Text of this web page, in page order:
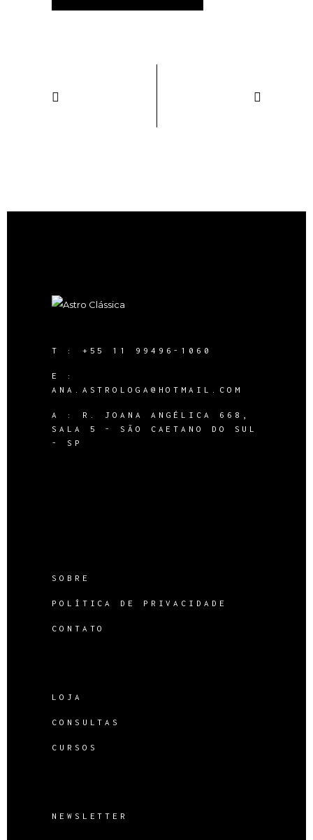
T : +55 11 99496-1060
E :
ANA.ASTROLOGA@HOTMAIL.COM
A :
R. JOANA ANGÉLICA 668,
SALA 5 - SÃO CAETANO DO SUL
- SP
SOBRE
POLÍTICA DE PRIVACIDADE
CONTATO
LOJA
CONSULTAS
CURSOS
NEWSLETTER